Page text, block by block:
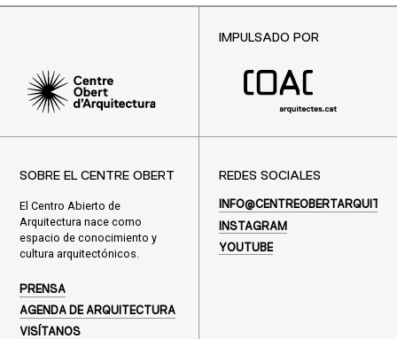
IMPULSADO POR
SOBRE EL CENTRE OBERT
El Centro Abierto de
Arquitectura nace como
espacio de conocimiento y
cultura arquitectónicos.
PRENSA
AGENDA DE ARQUITECTURA
VISÍTANOS
REDES SOCIALES
INSTAGRAM
YOUTUBE